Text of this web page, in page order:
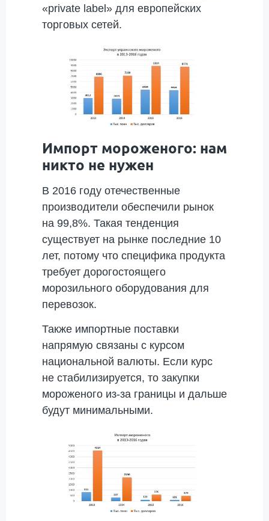
«private label» для европейских
торговых сетей.
Импорт мороженого: нам
никто не нужен
В 2016 году отечественные
производители обеспечили рынок
на 99,8%. Такая тенденция
существует на рынке последние 10
лет, потому что специфика продукта
требует дорогостоящего
морозильного оборудования для
перевозок.
Также импортные поставки
напрямую связаны с курсом
национальной валюты. Если курс
не стабилизируется, то закупки
мороженого из-за границы и дальше
будут минимальными.